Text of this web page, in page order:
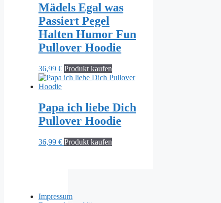
Mädels Egal was
Passiert Pegel
Halten Humor Fun
Pullover Hoodie
36,99 € Produkt kaufen
Papa ich liebe Dich
Pullover Hoodie
36,99 € Produkt kaufen
Impressum